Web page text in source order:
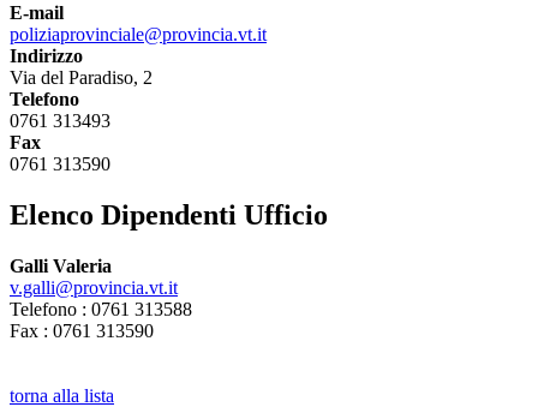
E-mail
poliziaprovinciale@provincia.vt.it
Indirizzo
Via del Paradiso, 2
Telefono
0761 313493
Fax
0761 313590
Elenco Dipendenti Ufficio
Galli Valeria
v.galli@provincia.vt.it
Telefono : 0761 313588
Fax : 0761 313590
torna alla lista